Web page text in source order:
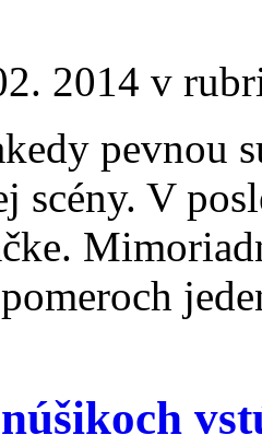
2014 v
pevnou
scény. V